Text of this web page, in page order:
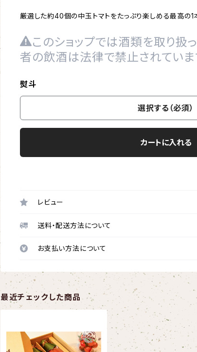
厳選した約40個の中玉トマトをたっぷり楽しめる最高の1本
このショップでは酒類を取り扱
者の飲酒は法律で禁止されていま
熨斗
選択する（必須）
カートに入れる
レビュー
送料・配送方法について
お支払い方法について
最近チェックした商品